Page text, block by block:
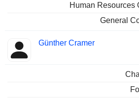
Human Resources
General
Günther Cramer